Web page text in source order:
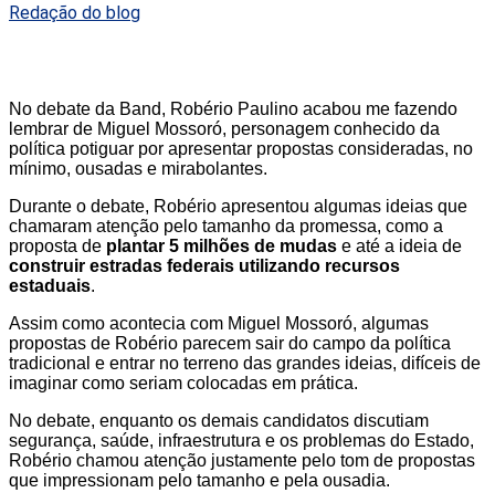
Redação do blog
No debate da Band, Robério Paulino acabou me fazendo
lembrar de Miguel Mossoró, personagem conhecido da
política potiguar por apresentar propostas consideradas, no
mínimo, ousadas e mirabolantes.
Durante o debate, Robério apresentou algumas ideias que
chamaram atenção pelo tamanho da promessa, como a
proposta de plantar 5 milhões de mudas e até a ideia de
construir estradas federais utilizando recursos
estaduais.
Assim como acontecia com Miguel Mossoró, algumas
propostas de Robério parecem sair do campo da política
tradicional e entrar no terreno das grandes ideias, difíceis de
imaginar como seriam colocadas em prática.
No debate, enquanto os demais candidatos discutiam
segurança, saúde, infraestrutura e os problemas do Estado,
Robério chamou atenção justamente pelo tom de propostas
que impressionam pelo tamanho e pela ousadia.